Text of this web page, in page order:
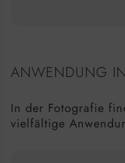
ANWENDUNG
In der Fotografie
vielfältige